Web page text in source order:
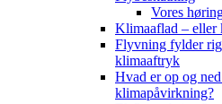
Vores
Klimaaflad – eller
Flyvning fylder
klimaaftryk
Hvad er op og
klimapåvirkning?